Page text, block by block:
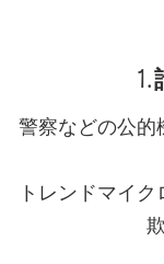
1
警察などの公的
トレンドマイ